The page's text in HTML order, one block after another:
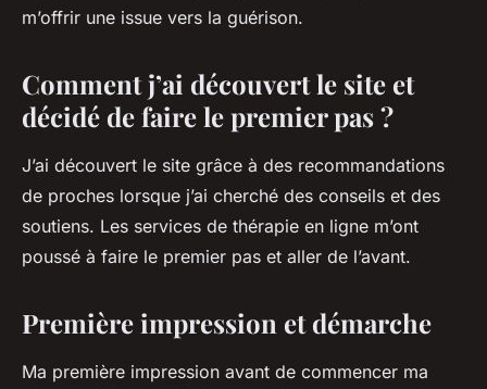
m’offrir une issue vers la guérison.
Comment j’ai découvert le site et
décidé de faire le premier pas ?
J’ai découvert le site grâce à des recommandations
de proches lorsque j’ai cherché des conseils et des
soutiens. Les services de thérapie en ligne m’ont
poussé à faire le premier pas et aller de l’avant.
Première impression et démarche
Ma première impression avant de commencer ma